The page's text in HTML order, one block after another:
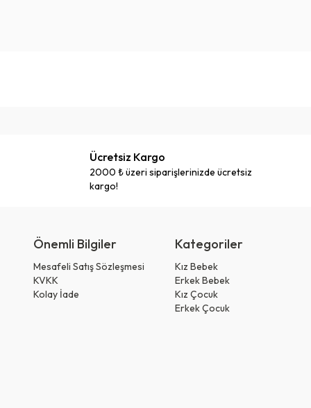
Ücretsiz Kargo
2000 ₺ üzeri siparişlerinizde ücretsiz
kargo!
Önemli Bilgiler
Mesafeli Satış Sözleşmesi
KVKK
Kolay İade
Kategoriler
Kız Bebek
Erkek Bebek
Kız Çocuk
Erkek Çocuk